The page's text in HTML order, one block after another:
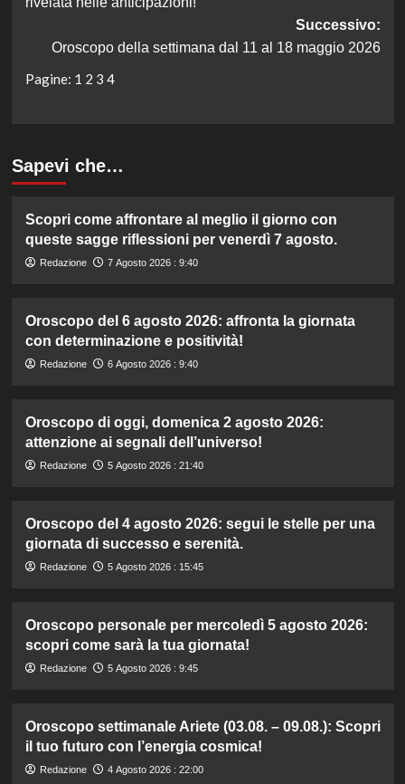
Successivo:
Oroscopo della settimana dal 11 al 18 maggio 2026
Pagine: 1 2 3 4
Sapevi che…
Scopri come affrontare al meglio il giorno con
queste sagge riflessioni per venerdì 7 agosto.
Redazione 7 Agosto 2026 : 9:40
Oroscopo del 6 agosto 2026: affronta la giornata
con determinazione e positività!
Redazione 6 Agosto 2026 : 9:40
Oroscopo di oggi, domenica 2 agosto 2026:
attenzione ai segnali dell’universo!
Redazione 5 Agosto 2026 : 21:40
Oroscopo del 4 agosto 2026: segui le stelle per una
giornata di successo e serenità.
Redazione 5 Agosto 2026 : 15:45
Oroscopo personale per mercoledì 5 agosto 2026:
scopri come sarà la tua giornata!
Redazione 5 Agosto 2026 : 9:45
Oroscopo settimanale Ariete (03.08. – 09.08.): Scopri
il tuo futuro con l’energia cosmica!
Redazione 4 Agosto 2026 : 22:00